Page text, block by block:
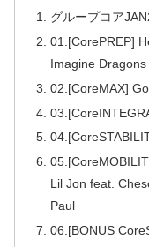
グループコア
01.[CorePREP]
Imagine Dragons
02.[CoreMAX]
Lil Jon feat.
Paul
06.[BONUS